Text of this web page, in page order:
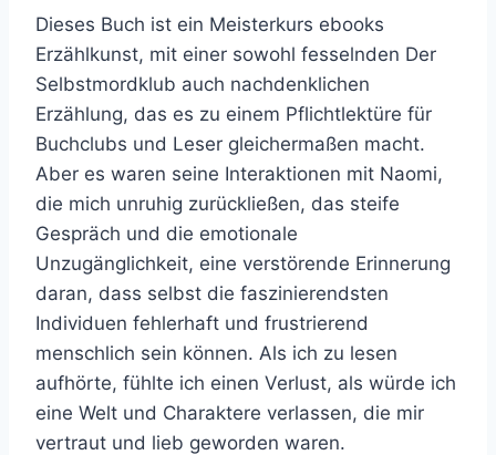
Dieses Buch ist ein Meisterkurs ebooks
Erzählkunst, mit einer sowohl fesselnden Der
Selbstmordklub auch nachdenklichen
Erzählung, das es zu einem Pflichtlektüre für
Buchclubs und Leser gleichermaßen macht.
Aber es waren seine Interaktionen mit Naomi,
die mich unruhig zurückließen, das steife
Gespräch und die emotionale
Unzugänglichkeit, eine verstörende Erinnerung
daran, dass selbst die faszinierendsten
Individuen fehlerhaft und frustrierend
menschlich sein können. Als ich zu lesen
aufhörte, fühlte ich einen Verlust, als würde ich
eine Welt und Charaktere verlassen, die mir
vertraut und lieb geworden waren.